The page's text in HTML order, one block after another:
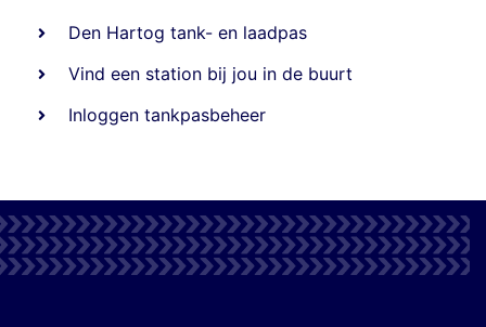
Den Hartog tank- en laadpas
Vind een station bij jou in de buurt
Inloggen tankpasbeheer